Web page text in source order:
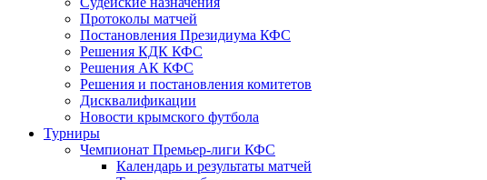
Протоколы матчей
Постановления Президиума КФС
Решения КДК КФС
Решения АК КФС
Решения и постановления комитетов
Дисквалификации
Новости крымского футбола
Турниры
Чемпионат Премьер-лиги КФС
Календарь и результаты матчей